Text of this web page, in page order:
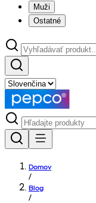
Muži
Ostatné
Domov
/
Blog
/